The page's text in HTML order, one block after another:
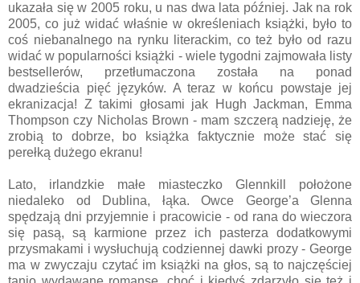
ukazała się w 2005 roku, u nas dwa lata później. Jak na rok
2005, co już widać właśnie w określeniach książki, było to
coś niebanalnego na rynku literackim, co też było od razu
widać w popularności książki - wiele tygodni zajmowała listy
bestsellerów, przetłumaczona została na ponad
dwadzieścia pięć języków. A teraz w końcu powstaje jej
ekranizacja! Z takimi głosami jak Hugh Jackman, Emma
Thompson czy Nicholas Brown - mam szczerą nadzieję, że
zrobią to dobrze, bo książka faktycznie może stać się
perełką dużego ekranu!
Lato, irlandzkie małe miasteczko Glennkill położone
niedaleko od Dublina, łąka. Owce George’a Glenna
spędzają dni przyjemnie i pracowicie - od rana do wieczora
się pasą, są karmione przez ich pasterza dodatkowymi
przysmakami i wysłuchują codziennej dawki prozy - George
ma w zwyczaju czytać im książki na głos, są to najczęściej